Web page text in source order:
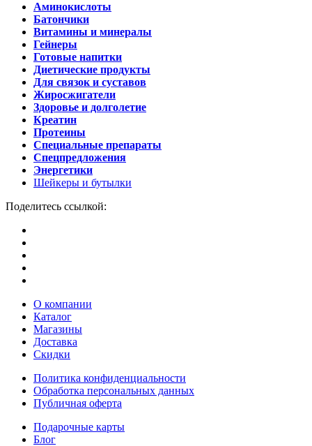
Аминокислоты
Батончики
Витамины и минералы
Гейнеры
Готовые напитки
Диетические продукты
Для связок и суставов
Жиросжигатели
Здоровье и долголетие
Креатин
Протеины
Специальные препараты
Спецпредложения
Энергетики
Шейкеры и бутылки
Поделитесь ссылкой:
О компании
Каталог
Магазины
Доставка
Скидки
Политика конфиденциальности
Обработка персональных данных
Публичная оферта
Подарочные карты
Блог